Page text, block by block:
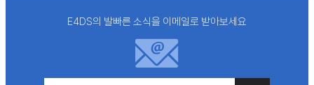
E4DS의 발빠른 소식을 이메일로 받아보세요